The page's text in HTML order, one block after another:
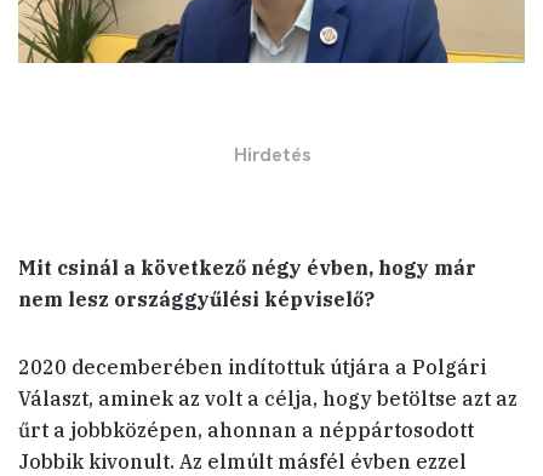
Mit csinál a következő négy évben, hogy már
nem lesz országgyűlési képviselő?
2020 decemberében indítottuk útjára a Polgári
Választ, aminek az volt a célja, hogy betöltse azt az
űrt a jobbközépen, ahonnan a néppártosodott
Jobbik kivonult. Az elmúlt másfél évben ezzel